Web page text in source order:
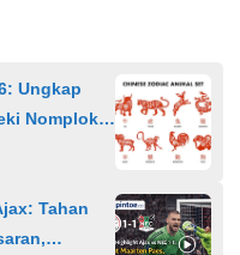
Ungkap
Nomplok
Tahan